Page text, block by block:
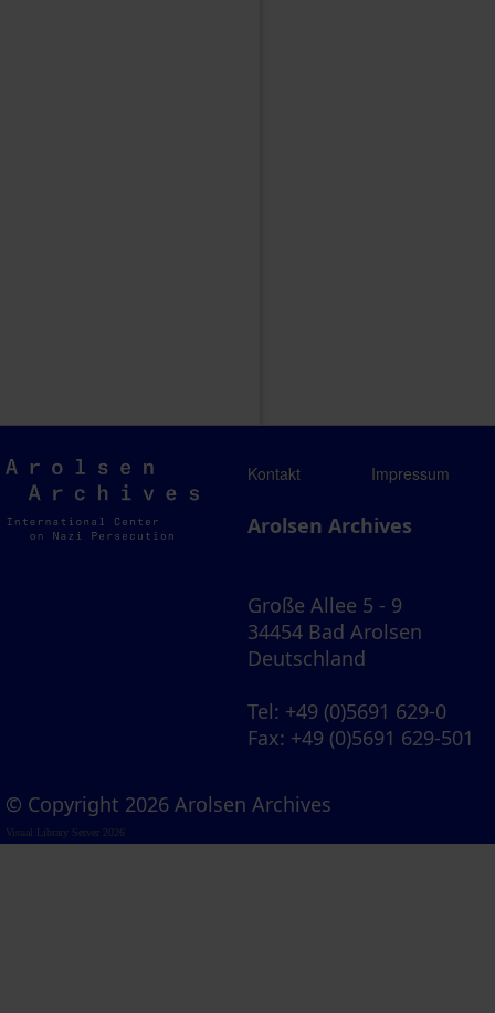
Arolsen
Archives
Kontakt Impressum
Arolsen Archives
Große Allee 5 - 9
34454 Bad Arolsen
Deutschland
Tel: +49 (0)5691 629-0
Fax: +49 (0)5691 629-501
© Copyright 2026 Arolsen Archives
Visual Library Server 2026